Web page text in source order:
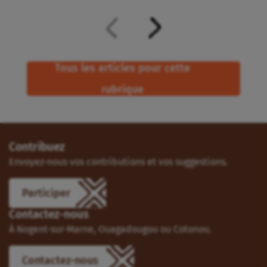
Tous les articles pour cette
rubrique
Contribuez
Envoyez-nous vos contributions et vos suggestions.
Participer
Contactez-nous
À Nogent-sur-Marne, Ouagadougou ou Cotonou.
Contactez-nous